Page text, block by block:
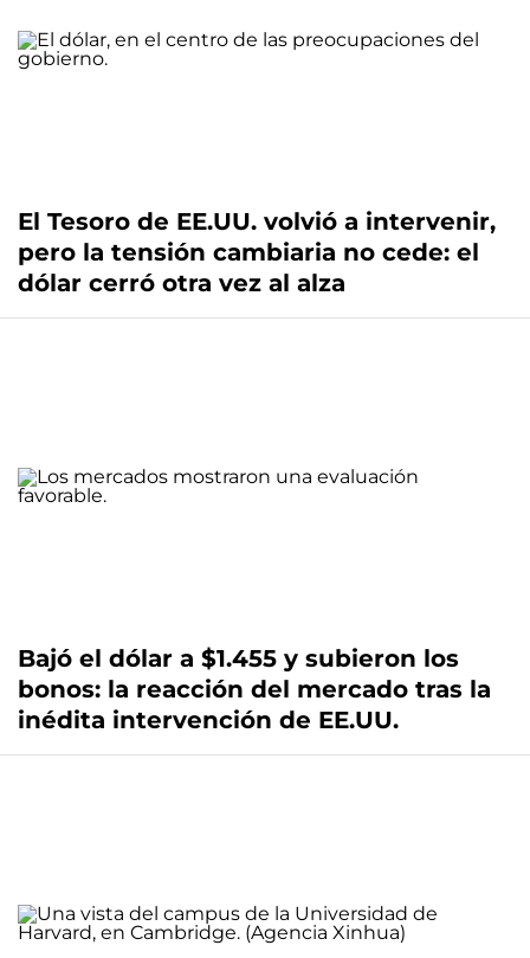
El Tesoro de EE.UU. volvió a intervenir,
pero la tensión cambiaria no cede: el
dólar cerró otra vez al alza
Bajó el dólar a $1.455 y subieron los
bonos: la reacción del mercado tras la
inédita intervención de EE.UU.